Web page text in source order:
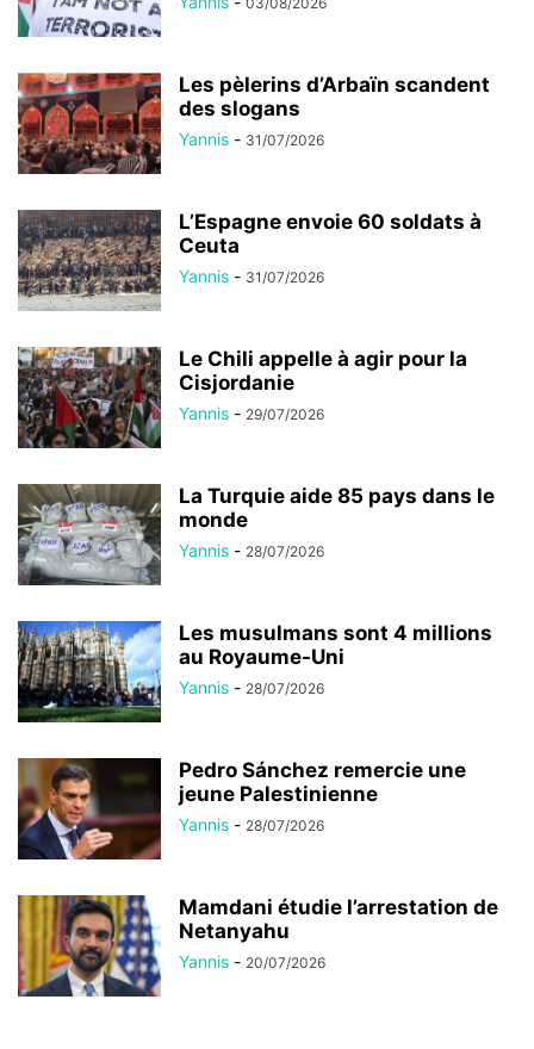
Les pèlerins d’Arbaïn scandent
des slogans
Yannis - 31/07/2026
L’Espagne envoie 60 soldats à
Ceuta
Yannis - 31/07/2026
Le Chili appelle à agir pour la
Cisjordanie
Yannis - 29/07/2026
La Turquie aide 85 pays dans le
monde
Yannis - 28/07/2026
Les musulmans sont 4 millions
au Royaume-Uni
Yannis - 28/07/2026
Pedro Sánchez remercie une
jeune Palestinienne
Yannis - 28/07/2026
Mamdani étudie l’arrestation de
Netanyahu
Yannis - 20/07/2026